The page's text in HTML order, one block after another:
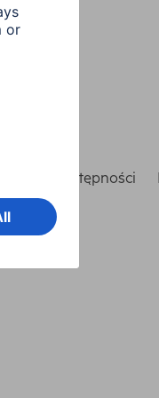
dostępności